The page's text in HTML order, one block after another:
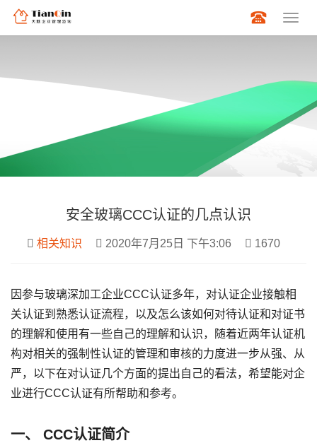
安全玻璃CCC认证的几点认识
相关知识 2020年7月25日 下午3:06 1670
因参与玻璃深加工企业CCC认证多年，对认证企业接触相
关认证到熟悉认证流程，以及怎么该如何对待认证和对证书
的理解和使用有一些自己的理解和认识，随着近两年认证机
构对相关的强制性认证的管理和审核的力度进一步从强、从
严，以下在对认证几个方面的提出自己的看法，希望能对企
业进行CCC认证有所帮助和参考。
一、 CCC认证简介